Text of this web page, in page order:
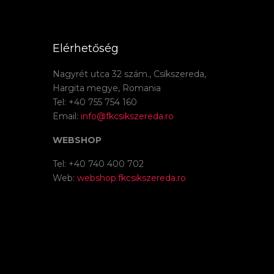
Elérhetőség
Nagyrét utca 32 szám., Csíkszereda,
Hargita megye, Romania
Tel: +40 755 754 160
Email: info@fkcsikszereda.ro
WEBSHOP
Tel: +40 740 400 702
Web: webshop.fkcsikszereda.ro